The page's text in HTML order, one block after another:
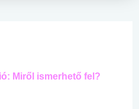
Miről ismerhető fel?